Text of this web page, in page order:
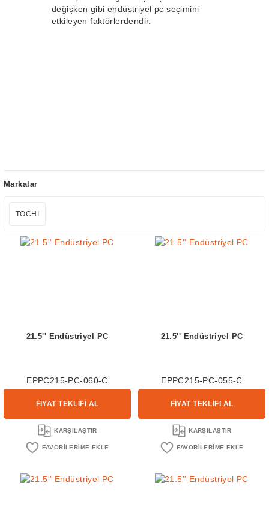
değişken gibi endüstriyel pc seçimini
etkileyen faktörlerdendir.
Markalar
TOCHI
21.5'' Endüstriyel PC
EPPC215-PC-060-C
FİYAT TEKLİFİ AL
KARŞILAŞTIR
21.5'' Endüstriyel PC
EPPC215-PC-055-C
FİYAT TEKLİFİ AL
KARŞILAŞTIR